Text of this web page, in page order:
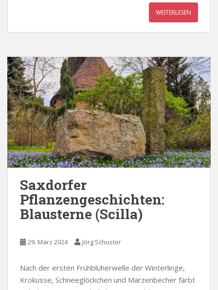
WEITERLESEN
Saxdorfer
Pflanzengeschichten:
Blausterne (Scilla)
29. März 2024 Jörg Schuster
Nach der ersten Frühblüherwelle der Winterlinge,
Krokusse, Schneeglöckchen und Märzenbecher färbt